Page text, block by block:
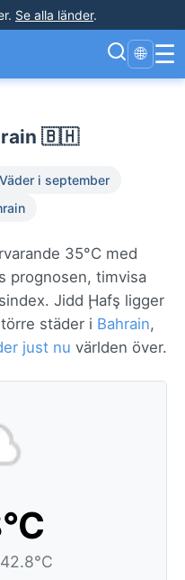
. Se alla länder.
🌐 ☰
🇧🇭
Väder i september
35°C med
prognosen, timvisa
Jidd Ḩafş ligger
städer i Bahrain,
just nu världen över.